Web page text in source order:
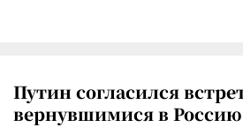
Путин согласился
вернувшимися в